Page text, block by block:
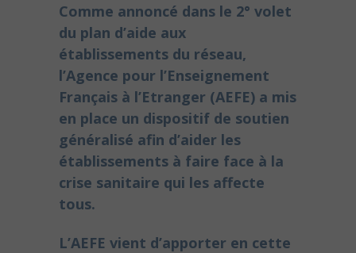
Comme annoncé dans le 2° volet
du plan d’aide aux
établissements du réseau,
l’Agence pour l’Enseignement
Français à l’Etranger (AEFE) a mis
en place un dispositif de soutien
généralisé afin d’aider les
établissements à faire face à la
crise sanitaire qui les affecte
tous.
L’AEFE vient d’apporter en cette